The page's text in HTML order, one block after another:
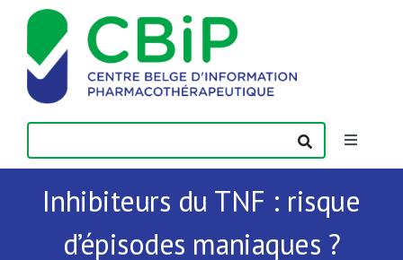
Passer
contenu
Toggle
Actualités
Publications
Inhibiteurs du TNF : risque
d’épisodes maniaques ?